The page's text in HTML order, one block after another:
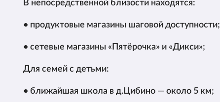
В непосредственной близости находятся:
• продуктовые магазины шаговой доступности;
• сетевые магазины «Пятёрочка» и «Дикси»;
Для семей с детьми:
• ближайшая школа в д.Цибино — около 5 км;